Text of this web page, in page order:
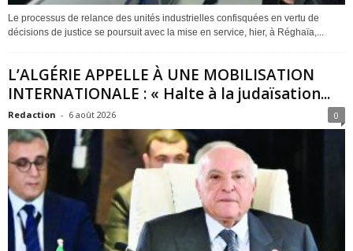
Le processus de relance des unités industrielles confisquées en vertu de
décisions de justice se poursuit avec la mise en service, hier, à Réghaïa,...
L’ALGÉRIE APPELLE À UNE MOBILISATION
INTERNATIONALE : « Halte à la judaïsation...
Redaction - 6 août 2026 0